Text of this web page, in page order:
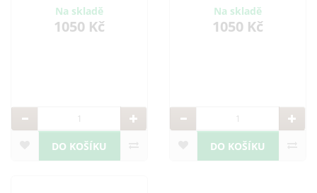
po koupeli. Vyroben z
kvalitní bavlny, která je
savá a příjemná na
Na skladě
1050 Kč
DO KOŠÍKU
po koupeli. Vyroben z
kvalitní bavlny, která je
savá a příjemná na
Na skladě
1050 Kč
DO KOŠÍKU